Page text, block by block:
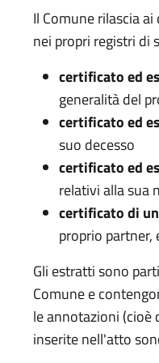
Il Comune rilascia
nei propri registri di
certificato ed
generalità del
certificato ed
suo decesso
certificato ed
relativi alla sua
certificato di
proprio partner,
Gli estratti sono
Comune e
le annotazioni (cioè
inserite nell'atto